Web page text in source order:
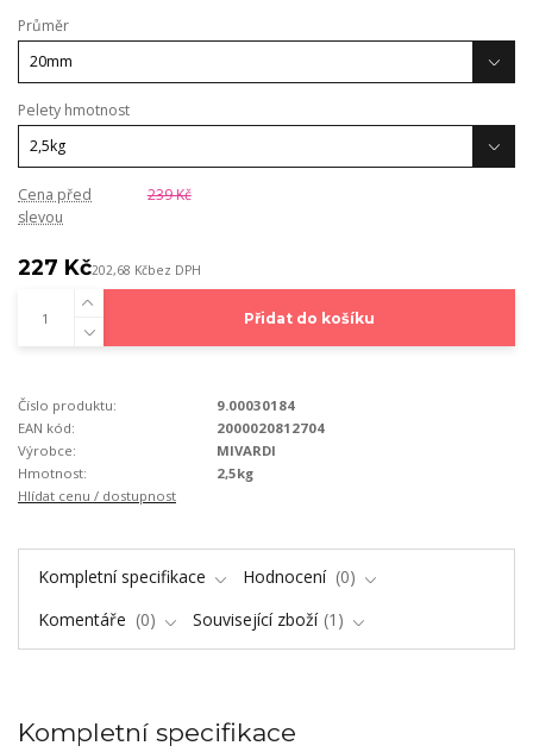
Průměr
Pelety hmotnost
Cena před
slevou
239 Kč
227 Kč202,68 Kčbez DPH
Přidat do košíku
Číslo produktu:
9.00030184
EAN kód:
2000020812704
Výrobce:
MIVARDI
Hmotnost:
2,5kg
Hlídat cenu / dostupnost
Kompletní specifikace Hodnocení
0
Komentáře
0 Související zboží 1
Kompletní specifikace